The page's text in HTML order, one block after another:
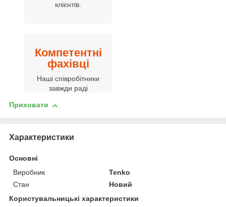
клієнтів.
Компетентні
фахівці
Наші співробітники
завжди раді
політика
покупців, так як ми є
Приховати
Характеристики
Основні
Виробник
Tenko
Стан
Новий
Користувальницькі характеристики